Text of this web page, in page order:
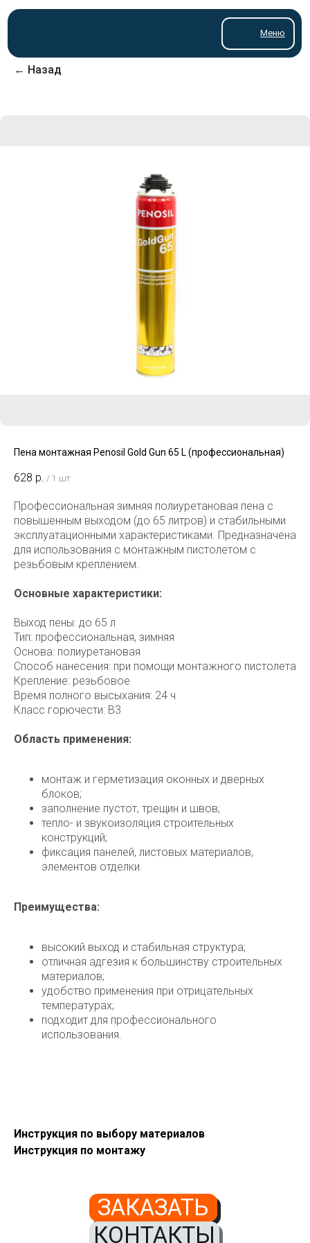
Меню
← Назад
Пена монтажная Penosil Gold Gun 65 L (профессиональная)
628 р. / 1 шт
Профессиональная зимняя полиуретановая пена с
повышенным выходом (до 65 литров) и стабильными
эксплуатационными характеристиками. Предназначена
для использования с монтажным пистолетом с
резьбовым креплением.
Основные характеристики:
Выход пены: до 65 л
Тип: профессиональная, зимняя
Основа: полиуретановая
Способ нанесения: при помощи монтажного пистолета
Крепление: резьбовое
Время полного высыхания: 24 ч
Класс горючести: B3
Область применения:
монтаж и герметизация оконных и дверных
блоков;
заполнение пустот, трещин и швов;
тепло- и звукоизоляция строительных
конструкций;
фиксация панелей, листовых материалов,
элементов отделки.
Преимущества:
высокий выход и стабильная структура;
отличная адгезия к большинству строительных
материалов;
удобство применения при отрицательных
температурах;
подходит для профессионального
использования.
Инструкция по выбору материалов
Инструкция по монтажу
ЗАКАЗАТЬ
КОНТАКТЫ
Собственный автопарк грузоподъёмностью до 20
тонн и автомобили с манипулятором позволяют
нам выполнять доставку быстро и без лишних
затрат по самым низким ценам.